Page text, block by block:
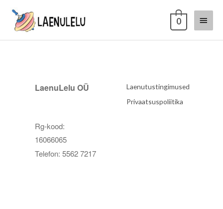
0
LaenuLelu OÜ
Rg-kood:
16066065
Telefon: 5562 7217
Laenutustingimused
Privaatsuspoliitika